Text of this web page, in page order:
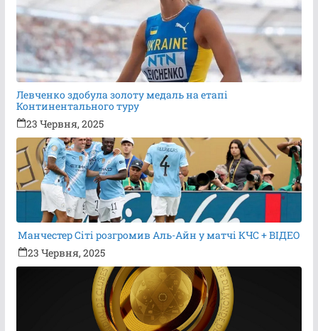
Левченко здобула золоту медаль на етапі
Континентального туру
23 Червня, 2025
Манчестер Сіті розгромив Аль-Айн у матчі КЧС + ВІДЕО
23 Червня, 2025